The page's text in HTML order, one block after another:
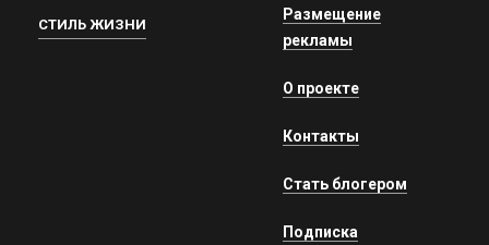
СТИЛЬ ЖИЗНИ
Размещение
рекламы
О проекте
Контакты
Стать блогером
Подписка